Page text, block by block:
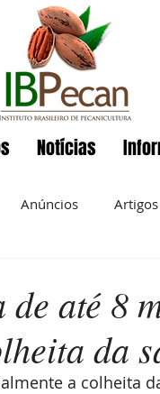
Notícias
Anúncios Artigos
Notícias
até 8
da
a colheita